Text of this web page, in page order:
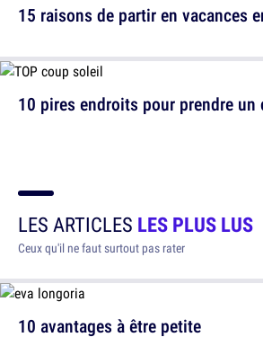
15 raisons de partir en vacances
10 pires endroits pour prendre un
LES ARTICLES LES PLUS LUS
Ceux qu'il ne faut surtout pas rater
10 avantages à être petite